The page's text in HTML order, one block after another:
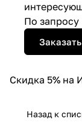
По запросу
Скидка 5% на
Назад к